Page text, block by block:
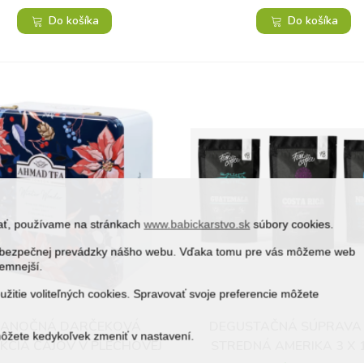
používame na stránkachwww.babickarstvo.sk súbory cookies.
prevádzky nášho webu. Vďaka tomu pre vás môžeme web
voliteľných cookies. Spravovať svoje preferencie môžete
kedykoľvek zmeniť v nastavení.
Do košíka Do košíka
DARČEKOVÁ
ČAJOV V PLECHOVEJ
STREDNÁ AMERIKA 3 X